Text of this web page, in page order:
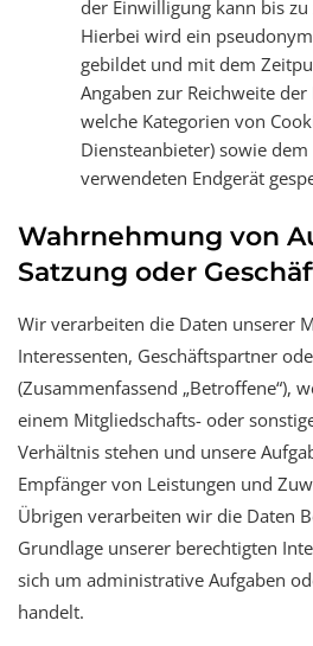
der Einwilligung kann bis zu
Hierbei wird ein
gebildet und mit dem
Angaben zur Reichweite
welche Kategorien von
Diensteanbieter) sowie
verwendeten Endgerät
Wahrnehmung von
Satzung oder
Wir verarbeiten die Daten unserer
Interessenten, Geschäftspartner
(Zusammenfassend „Betroffene“),
einem Mitgliedschafts- oder
Verhältnis stehen und unsere
Empfänger von Leistungen und
Übrigen verarbeiten wir die Daten
Grundlage unserer berechtigten
sich um administrative Aufgaben
handelt.